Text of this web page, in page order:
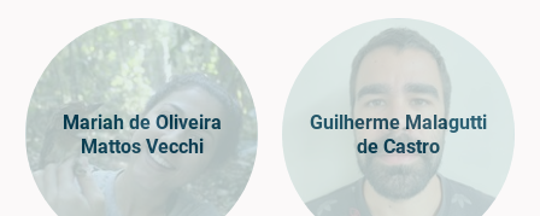
Mariah de Oliveira
Mattos Vecchi
Guilherme Malagutti
de Castro